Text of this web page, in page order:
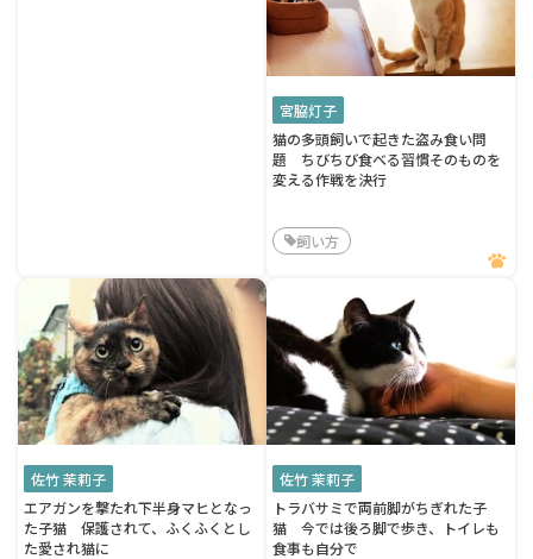
宮脇灯子
猫の多頭飼いで起きた盗み食い問
題 ちびちび食べる習慣そのものを
変える作戦を決行
飼い方
佐竹 茉莉子
エアガンを撃たれ下半身マヒとなっ
た子猫 保護されて、ふくふくとし
た愛され猫に
佐竹 茉莉子
トラバサミで両前脚がちぎれた子
猫 今では後ろ脚で歩き、トイレも
食事も自分で